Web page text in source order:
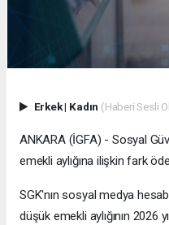
Erkek| Kadın (Haberi Sesli
ANKARA (İGFA) - Sosyal
emekli aylığına ilişkin fark
SGK'nın sosyal medya
düşük emekli aylığının 2026